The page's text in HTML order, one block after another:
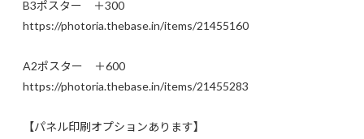
B3ポスター ＋300
https://photoria.thebase.in/items/21455160
A2ポスター ＋600
https://photoria.thebase.in/items/21455283
【パネル印刷オプションあります】